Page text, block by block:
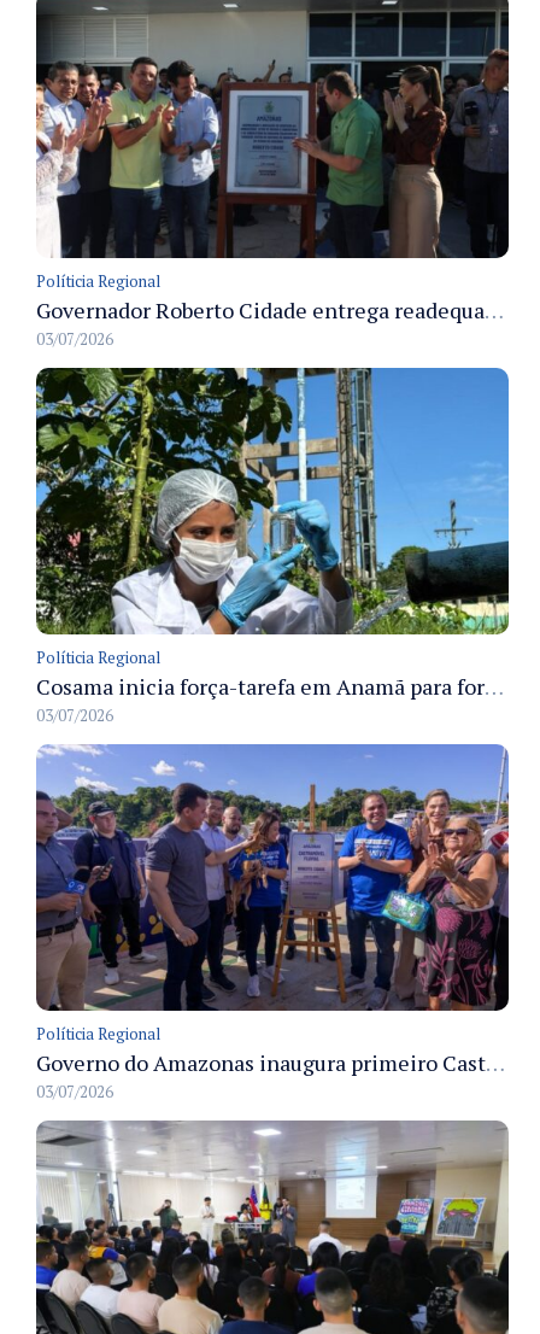
Políticia Regional
Governador Roberto Cidade entrega readequação do ambulatório da FCecon e amplia capacidade de atendimento oncológico em Manaus
03/07/2026
Políticia Regional
Cosama inicia força-tarefa em Anamã para fortalecer abastecimento de água e segurança hídrica da população
03/07/2026
Políticia Regional
Governo do Amazonas inaugura primeiro Castramóvel Fluvial para atendimento veterinário às comunidades ribeirinhas e castração gratuita
03/07/2026